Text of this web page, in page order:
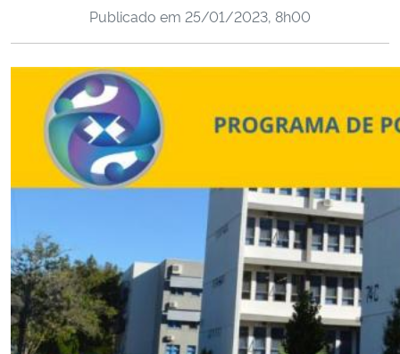
Ministério da Cidadania
Ministério de Minas e Energia
Ministério da Ciência, Tecnologia, Inovações e Comunicações
Ministério do Turismo
Ministério do Desenvolvimento Regional
Controladoria-Geral da União
Publicado em 25/01/2023, 8h00